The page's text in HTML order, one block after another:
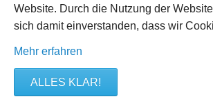
Website. Durch die Nutzung der
sich damit einverstanden, dass wir
Mehr erfahren
ALLES KLAR!